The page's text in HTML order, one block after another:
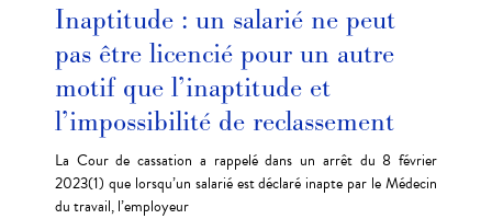
Inaptitude : un salarié ne peut
pas être licencié pour un autre
motif que l’inaptitude et
l’impossibilité de reclassement
La Cour de cassation a rappelé dans un arrêt du 8 février
2023(1) que lorsqu’un salarié est déclaré inapte par le Médecin
du travail, l’employeur